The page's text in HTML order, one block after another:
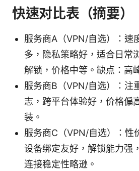
快速对比表（摘要）
服务商A（VPN/自选）：速
多，隐私策略好，适合日常
解锁，价格中等。缺点：高
服务商B（VPN/自选）：注
志，跨平台体验好，价格偏
装。
服务商C（VPN/自选）：性
设备绑定友好，解锁能力强
连接稳定性略逊。